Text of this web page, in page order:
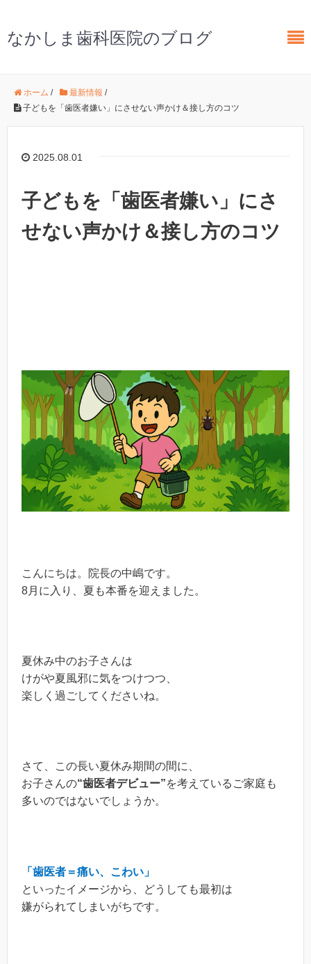
なかしま歯科医院のブログ
ホーム / 最新情報 /
子どもを「歯医者嫌い」にさせない声かけ＆接し方のコツ
2025.08.01
子どもを「歯医者嫌い」にさ
せない声かけ＆接し方のコツ
こんにちは。院長の中嶋です。
8月に入り、夏も本番を迎えました。
夏休み中のお子さんは
けがや夏風邪に気をつけつつ、
楽しく過ごしてくださいね。
さて、この長い夏休み期間の間に、
お子さんの“歯医者デビュー”を考えているご家庭も
多いのではないでしょうか。
「歯医者＝痛い、こわい」
といったイメージから、どうしても最初は
嫌がられてしまいがちです。